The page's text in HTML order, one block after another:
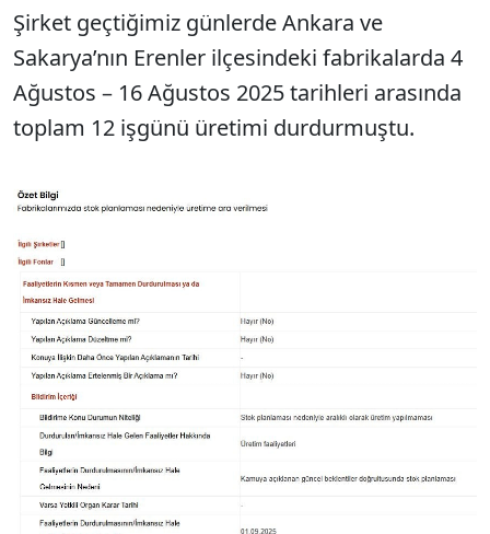
Şirket geçtiğimiz günlerde Ankara ve
Sakarya’nın Erenler ilçesindeki fabrikalarda 4
Ağustos – 16 Ağustos 2025 tarihleri arasında
toplam 12 işgünü üretimi durdurmuştu.